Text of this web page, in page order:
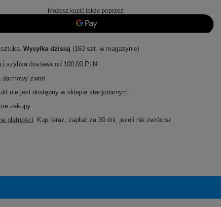
Możesz kupić także poprzez:
Wysyłka dzisiaj (160 szt. w magazynie)
i szybka dostawaod 100,00 PLN
zwrot
nie jest dostępny w sklepie stacjonarnym
zakupy
płatności. Kup teraz, zapłać za 30 dni, jeżeli nie zwrócisz